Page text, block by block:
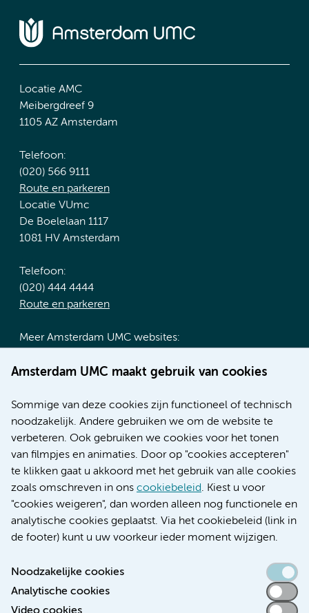
Amsterdam UMC maakt gebruik van cookies
Sommige van deze cookies zijn functioneel of technisch
noodzakelijk. Andere gebruiken we om de website te
verbeteren. Ook gebruiken we cookies voor het tonen
van filmpjes en animaties. Door op "cookies accepteren"
te klikken gaat u akkoord met het gebruik van alle cookies
zoals omschreven in ons cookiebeleid. Kiest u voor
"cookies weigeren", dan worden alleen nog functionele en
analytische cookies geplaatst. Via het cookiebeleid (link in
de footer) kunt u uw voorkeur ieder moment wijzigen.
Noodzakelijke cookies
Analytische cookies
Locatie AMC
Meibergdreef 9
1105 AZ Amsterdam
Telefoon:
(020) 566 9111
Route en parkeren
Locatie VUmc
De Boelelaan 1117
1081 HV Amsterdam
Telefoon:
(020) 444 4444
Route en parkeren
Meer Amsterdam UMC websites:
Werken bij Amsterdam UMC
Nieuws
Research
Educatie locatie AMC
Educatie locatie VUmc
Toegankelijkheidsverklaring